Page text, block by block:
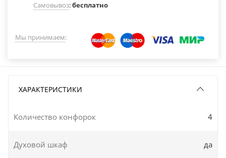
Самовывоз:бесплатно
Мы принимаем:
ХАРАКТЕРИСТИКИ
Количество конфорок 4
Духовой шкаф да